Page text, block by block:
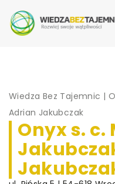
Wiedza Bez Tajemnic |
Adrian Jakubczak
Onyx s. c.